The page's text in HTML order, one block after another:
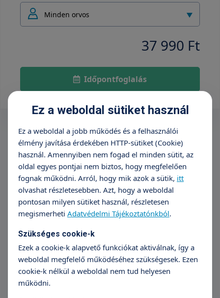
Minden orvos
37 990 Ft
Időpontfoglalás
Dr. Berkes Klára
Ez a weboldal sütiket használ
Ez a weboldal a jobb működés és a felhasználói
élmény javítása érdekében HTTP-sütiket (Cookie)
használ. Amennyiben nem fogad el minden sütit, az
oldal egyes pontjai nem biztos, hogy megfelelően
fognak működni. Arról, hogy mik azok a sütik, itt
olvashat részletesebben. Azt, hogy a weboldal
pontosan milyen sütiket használ, részletesen
megismerheti Adatvédelmi Tájékoztatónkból.
Szükséges cookie-k
Ezek a cookie-k alapvető funkciókat aktiválnak, így a
weboldal megfelelő működéséhez szükségesek. Ezen
cookie-k nélkül a weboldal nem tud helyesen
működni.